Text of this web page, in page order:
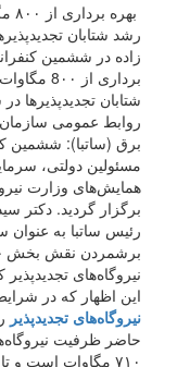
رشد شتابان
زاده در ششمین
شتابان تجدیدپذیرها
روابط عمومی سازمان
برق (ساتبا): ششمین
مسئولین دولتی،
همایش‌های وزارت
برگزار گردید. دکتر
رئیس ساتبا به عنوان
برشمردن نقش بخش
نیروگاه‌های
این اظهار که در
نیروگاه‌های تجدیدپذیر
حاضر ظرفیت
۷۱۰ مگاوات است و